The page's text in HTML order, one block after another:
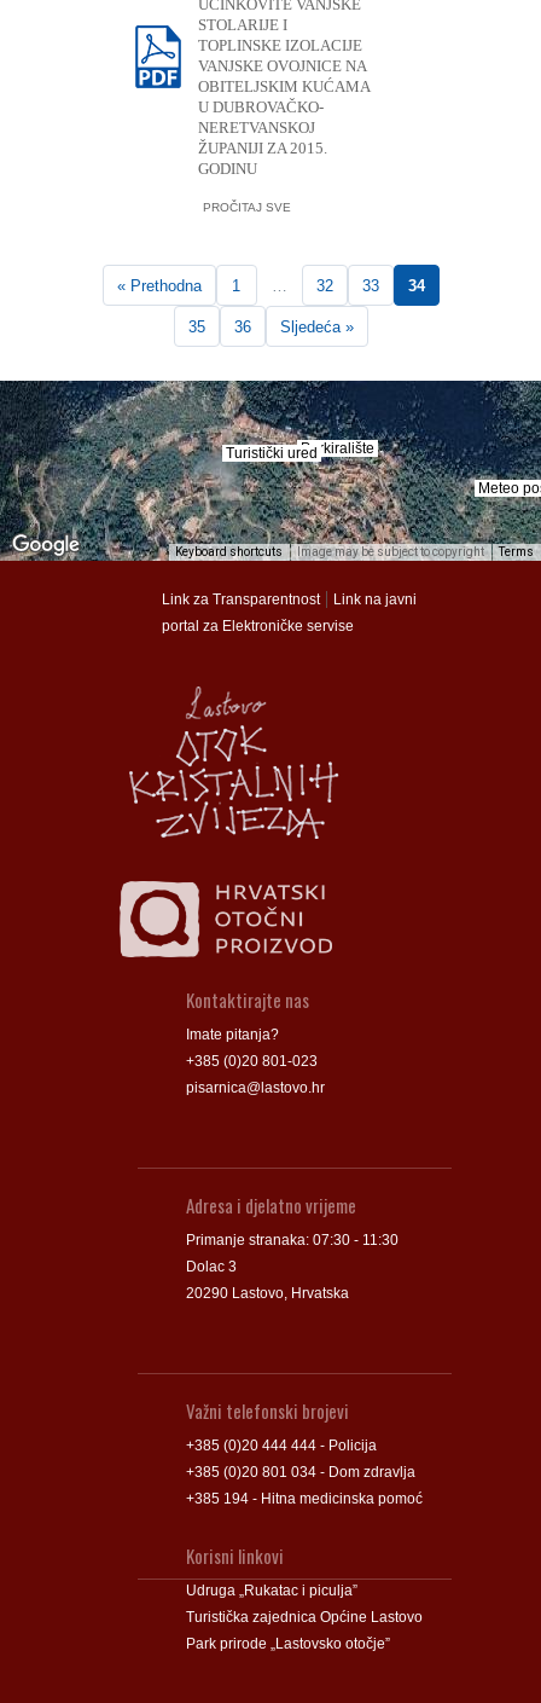
UČINKOVITE VANJSKE
STOLARIJE I
TOPLINSKE IZOLACIJE
VANJSKE OVOJNICE NA
OBITELJSKIM KUĆAMA
U DUBROVAČKO-
NERETVANSKOJ
ŽUPANIJI ZA 2015.
GODINU
PROČITAJ SVE
« Prethodna 1 32 33 34
35 36 Sljedeća »
Meteo
Turistički uredParkiralište
Groblje
Meteo
Turistički uredParkiralište
Groblje
Keyboard shortcuts Image may be subject to copyright Terms
Link za Transparentnost| Link na javni
portal za Elektroničke servise
Kontaktirajte nas
Imate pitanja?
+385 (0)20 801-023
pisarnica@lastovo.hr
Adresa i djelatno vrijeme
Primanje stranaka: 07:30 - 11:30
Dolac 3
20290 Lastovo, Hrvatska
Važni telefonski brojevi
+385 (0)20 444 444 - Policija
+385 (0)20 801 034 - Dom zdravlja
+385 194 - Hitna medicinska pomoć
Korisni linkovi
Udruga „Rukatac i piculja”
Turistička zajednica Općine Lastovo
Park prirode „Lastovsko otočje”